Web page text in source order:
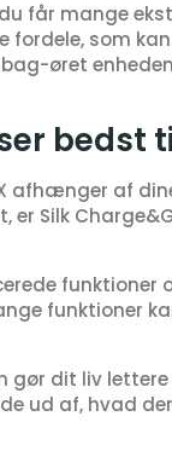
får mange
som
øret
bedst
afhænger af
Silk
funktioner
dit liv
ud af, hvad